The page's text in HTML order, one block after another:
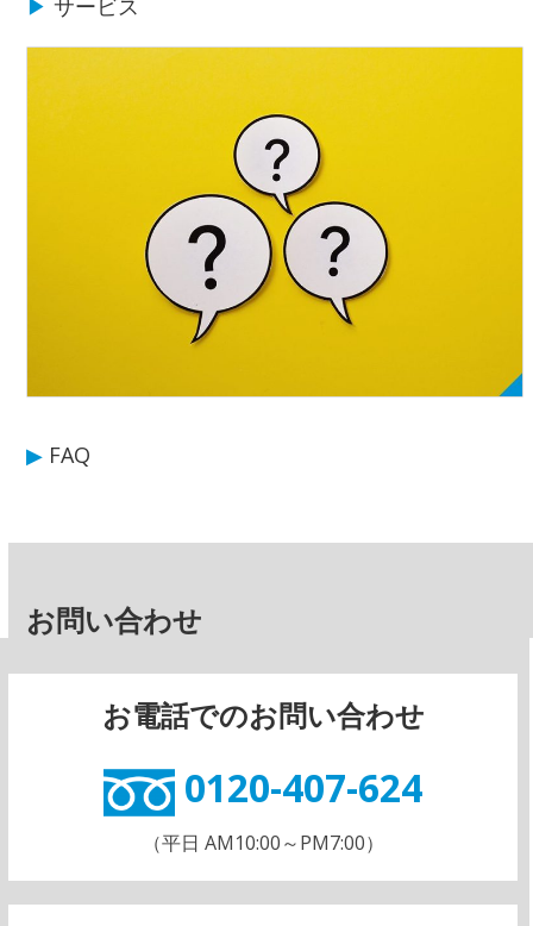
▶ FAQ
お問い合わせ
お電話でのお問い合わせ
0120-407-624
（平日 AM10:00～PM7:00）